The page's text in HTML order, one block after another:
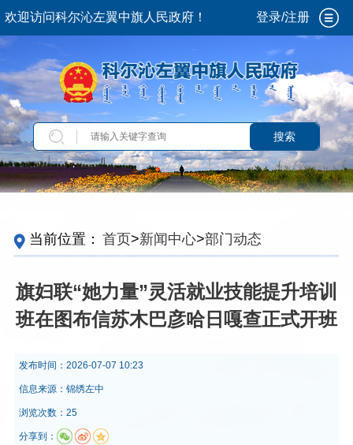
欢迎访问科尔沁左翼中旗人民政府！ 登录/注册
搜索
当前位置： 首页>新闻中心>部门动态
旗妇联“她力量”灵活就业技能提升培训
班在图布信苏木巴彦哈日嘎查正式开班
发布时间： 2026-07-07 10:23
信息来源： 锦绣左中
浏览次数：25
分享到：